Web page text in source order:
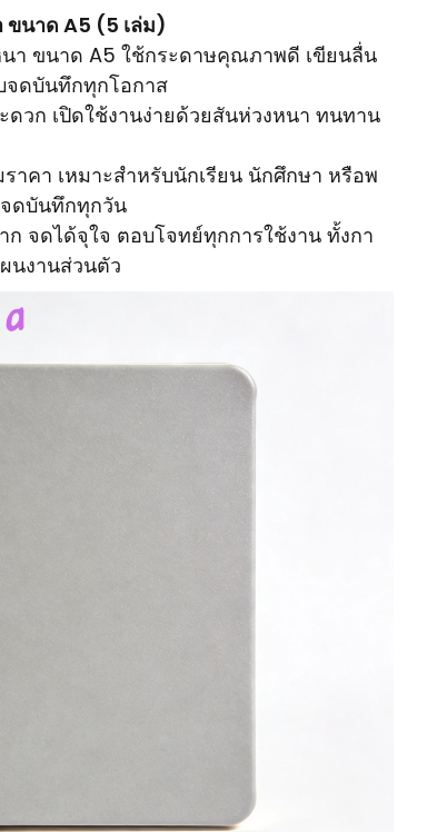
นาด A5 (5 เล่ม)
า ขนาด A5 ใช้กระดาษคุณภาพดี เขียนลื่น
จดบันทึกทุกโอกาส
วก เปิดใช้งานง่ายด้วยสันห่วงหนา ทนทาน
าคา เหมาะสำหรับนักเรียน นักศึกษา หรือพ
ดบันทึกทุกวัน
จดได้จุใจ ตอบโจทย์ทุกการใช้งาน ทั้งกา
นงานส่วนตัว